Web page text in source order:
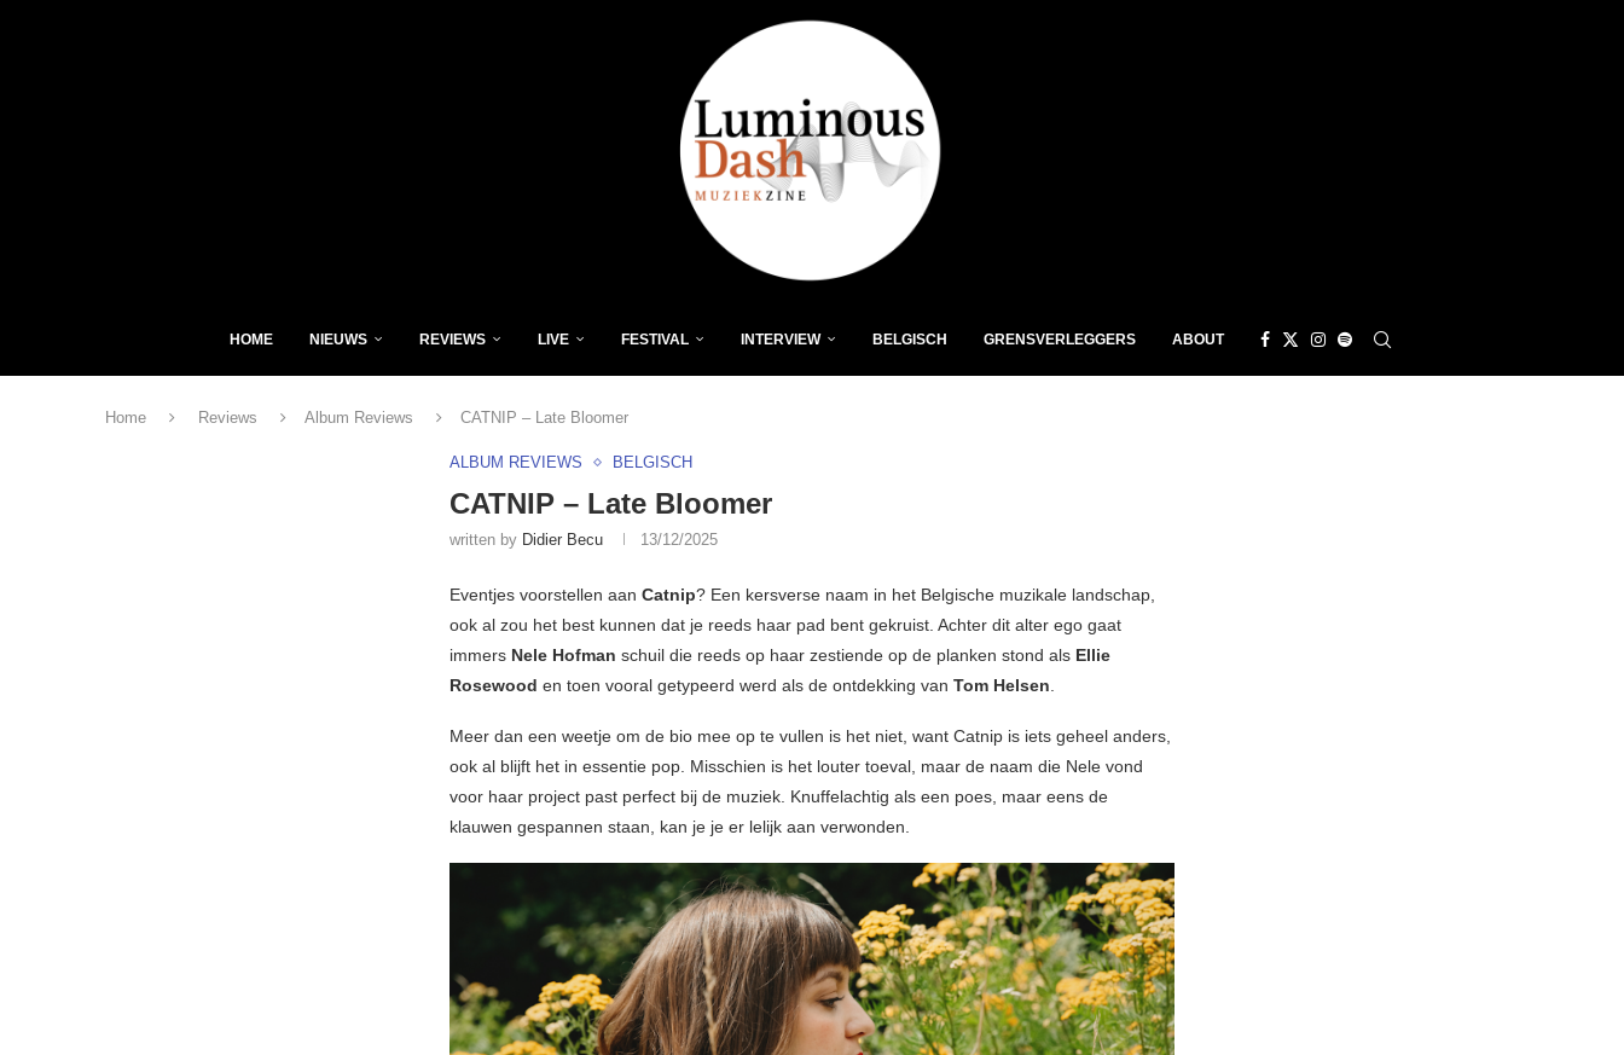
HOME NIEUWS REVIEWS LIVE FESTIVAL INTERVIEW BELGISCH GRENSVERLEGGERS ABOUT
Home Reviews Album Reviews CATNIP – Late Bloomer
ALBUM REVIEWS BELGISCH
CATNIP – Late Bloomer
written by Didier Becu 13/12/2025
Eventjes voorstellen aan Catnip? Een kersverse naam in het Belgische muzikale landschap,
ook al zou het best kunnen dat je reeds haar pad bent gekruist. Achter dit alter ego gaat
immers Nele Hofman schuil die reeds op haar zestiende op de planken stond als Ellie
Rosewood en toen vooral getypeerd werd als de ontdekking van Tom Helsen.
Meer dan een weetje om de bio mee op te vullen is het niet, want Catnip is iets geheel anders,
ook al blijft het in essentie pop. Misschien is het louter toeval, maar de naam die Nele vond
voor haar project past perfect bij de muziek. Knuffelachtig als een poes, maar eens de
klauwen gespannen staan, kan je je er lelijk aan verwonden.